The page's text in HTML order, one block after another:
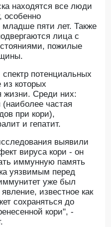
находятся все люди
особенно
младше пяти лет. Также
лица с
пожилые
потенциальных
которых
жизни. Среди них:
частая
при кори),
и гепатит.
выявили
вируса кори - он
иммунную память
уязвимым перед
уже был
известное как
сохраняться до
кори", -